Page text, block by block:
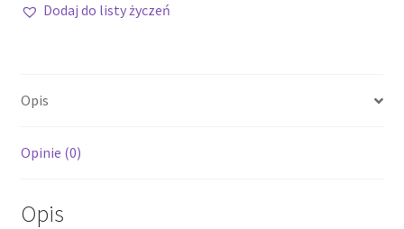
Dodaj do listy życzeń
Opis
Opinie (0)
Opis